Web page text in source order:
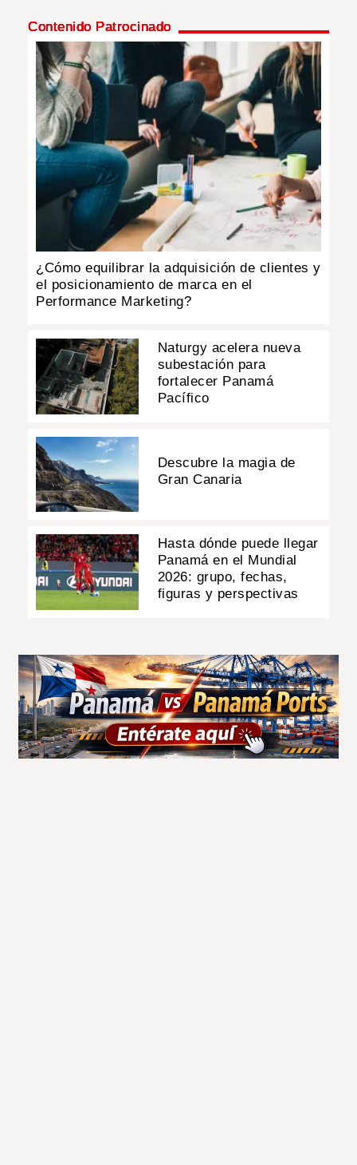
Contenido Patrocinado
¿Cómo equilibrar la adquisición de clientes y
el posicionamiento de marca en el
Performance Marketing?
Naturgy acelera nueva
subestación para
fortalecer Panamá
Pacífico
Descubre la magia de
Gran Canaria
Hasta dónde puede llegar
Panamá en el Mundial
2026: grupo, fechas,
figuras y perspectivas